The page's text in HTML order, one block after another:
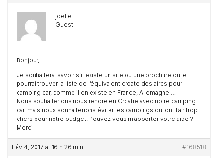
joelle
Guest
Bonjour,
Je souhaiterai savoir s’il existe un site ou une brochure ou je
pourrai trouver la liste de l’équivalent croate des aires pour
camping car, comme il en existe en France, Allemagne …
Nous souhaiterions nous rendre en Croatie avec notre camping
car, mais nous souhaiterions éviter les campings qui ont l’air trop
chers pour notre budget. Pouvez vous m’apporter votre aide ?
Merci
Fév 4, 2017 at 16 h 26 min #168518